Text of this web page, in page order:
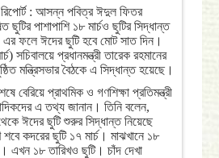
: আসন্ন পবিত্র ঈদুল ফিতর
ছুটির পাশাপাশি ১৮ মার্চও ছুটির সিদ্ধান্ত
এর ফলে ঈদের ছুটি হবে মোট সাত দিন।
সচিবালয়ে প্রধানমন্ত্রী তারেক রহমানের
মন্ত্রিসভার বৈঠকে এ সিদ্ধান্ত হয়েছে।
বেরিয়ে প্রাথমিক ও গণশিক্ষা প্রতিমন্ত্রী
এ তথ্য জানান। তিনি বলেন,
ঈদের ছুটি শুরুর সিদ্ধান্ত নিয়েছে
শবে কদরের ছুটি ১৭ মার্চ। মাঝখানে ১৮
এখন ১৮ তারিখও ছুটি। চাঁদ দেখা